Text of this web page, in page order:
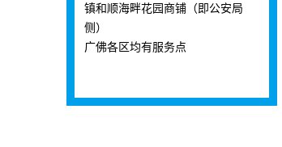
镇和顺海畔花园商铺（即公安局
侧）
广佛各区均有服务点